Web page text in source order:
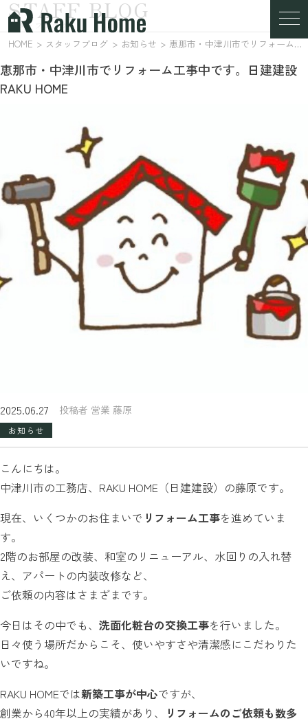
スタッフブログ
STAFF BLOG
HOME スタッフブログ お知らせ 恵那市・中津川市でリフォーム工事中です。日建建設 RAKU HOME
恵那市・中津川市でリフォーム工事中です。日建建設
RAKU HOME
2025.06.27 投稿者 営業 藤原
お知らせ
こんにちは。
中津川市の工務店、RAKU HOME（日建建設）の藤原です。
現在、いくつかのお住まいで リフォーム工事を進めていま
す。
2階のお部屋の改装、和室のリニューアル、水回りの入れ替
え、アパートの内装改修など、
ご依頼の内容はさまざまです。
今日はその中でも、 洗面化粧台の交換工事を行いました。
日々使う場所だからこそ、使いやすさや清潔感にこだわりた
いですね。
RAKU HOMEでは新築工事が中心ですが、
創業から40年以上の実績があり、
リフォームのご依頼も数多